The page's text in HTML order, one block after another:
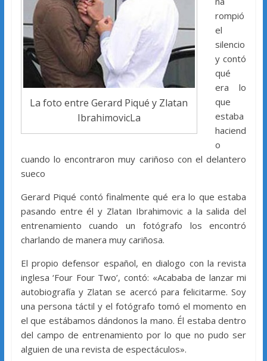
La foto entre Gerard Piqué y Zlatan
IbrahimovicLa
rompió
el
silencio
y contó
qué
era lo
que
estaba
haciend
o
cuando lo encontraron muy cariñoso con el delantero
sueco
Gerard Piqué contó finalmente qué era lo que estaba
pasando entre él y Zlatan Ibrahimovic a la salida del
entrenamiento cuando un fotógrafo los encontró
charlando de manera muy cariñosa.
El propio defensor español, en dialogo con la revista
inglesa ‘Four Four Two’, contó: «Acababa de lanzar mi
autobiografía y Zlatan se acercó para felicitarme. Soy
una persona táctil y el fotógrafo tomó el momento en
el que estábamos dándonos la mano. Él estaba dentro
del campo de entrenamiento por lo que no pudo ser
alguien de una revista de espectáculos».